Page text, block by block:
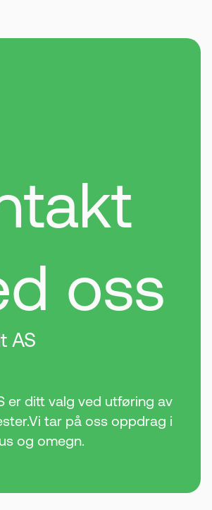
oss
AS
er ditt valg ved utføring av
tar på oss oppdrag i
og omegn.